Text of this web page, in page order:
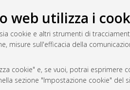
web utilizza i
cookie e altri strumenti di
misure sull'efficacia della
cookie" e, se vuoi, potrai esprimere
sezione "Impostazione cookie" del